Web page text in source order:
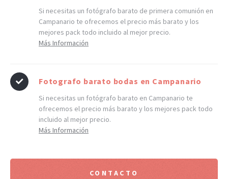
Si necesitas un fotógrafo barato de primera comunión en
Campanario te ofrecemos el precio más barato y los
mejores pack todo incluido al mejor precio.
Más Información
Fotografo barato bodas en Campanario
Si necesitas un fotógrafo barato en Campanario te
ofrecemos el precio más barato y los mejores pack todo
incluido al mejor precio.
Más Información
CONTACTO